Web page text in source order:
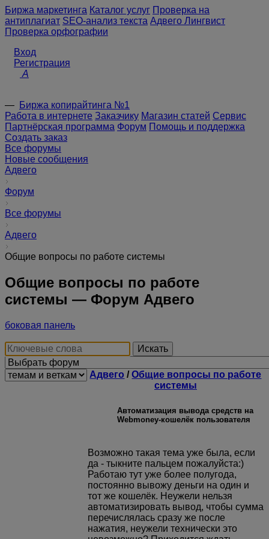
Биржа маркетинга Каталог услуг Проверка на
антиплагиат SEO-анализ текста Адвего Лингвист
Проверка орфографии
Вход
Регистрация
A
—
Биржа копирайтинга №1
Работа в интернете Заказчику Магазин статей Сервис
Партнёрская программа Форум Помощь и поддержка
Создать заказ
Все форумы
Новые сообщения
Адвего
Форум
Все форумы
Адвего
Общие вопросы по работе системы
Общие вопросы по работе
системы — Форум Адвего
боковая панель
Искать
Адвего /Общие вопросы по работе
системы
Автоматизация вывода средств на
Webmoney-кошелёк пользователя
Возможно такая тема уже была, если
да - тыкните пальцем пожалуйста:)
Работаю тут уже более полугода,
постоянно вывожу деньги на один и
тот же кошелёк. Неужели нельзя
автоматизировать вывод, чтобы сумма
перечислялась сразу же после
нажатия, неужели технически это